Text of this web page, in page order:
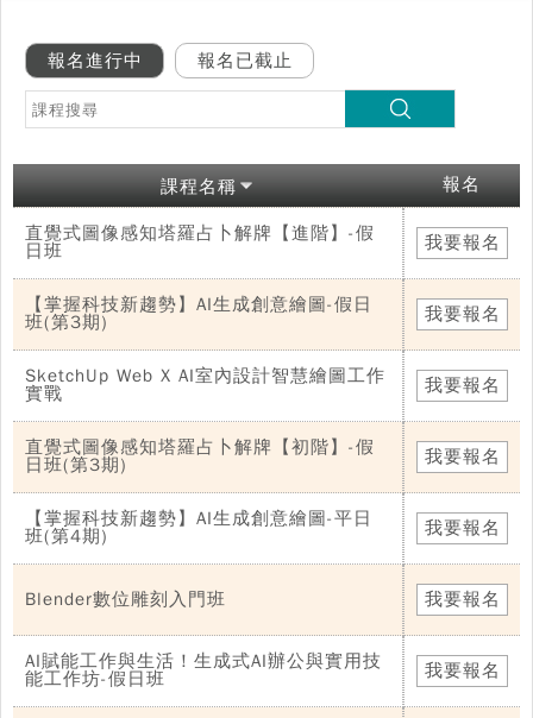
報名進行中 報名已截止
課程名稱 報名
直覺式圖像感知塔羅占卜解牌【進階】-假
日班
我要報名
【掌握科技新趨勢】AI生成創意繪圖-假日
班(第3期)
我要報名
SketchUp Web X AI室內設計智慧繪圖工作
實戰
我要報名
直覺式圖像感知塔羅占卜解牌【初階】-假
日班(第3期)
我要報名
【掌握科技新趨勢】AI生成創意繪圖-平日
班(第4期)
我要報名
Blender數位雕刻入門班 我要報名
AI賦能工作與生活！生成式AI辦公與實用技
能工作坊-假日班
我要報名